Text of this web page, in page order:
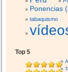
Ponencias
tabaquismo
Top 5